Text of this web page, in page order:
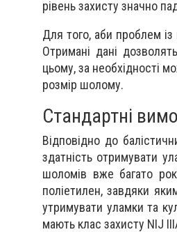
рівень захисту значно
Для того, аби проблем
Отримані дані
цьому, за необхідності
розмір шолому.
Стандартні
Відповідно до
здатність отримувати
шоломів вже багато
поліетилен, завдяки
утримувати уламки та
мають клас захисту NIJ